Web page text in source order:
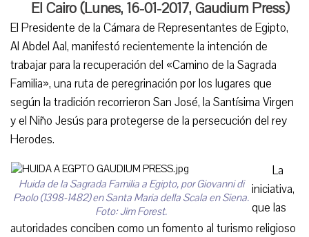
El Cairo (Lunes, 16-01-2017, Gaudium Press)
El Presidente de la Cámara de Representantes de Egipto,
Al Abdel Aal, manifestó recientemente la intención de
trabajar para la recuperación del «Camino de la Sagrada
Familia», una ruta de peregrinación por los lugares que
según la tradición recorrieron San José, la Santísima Virgen
y el Niño Jesús para protegerse de la persecución del rey
Herodes.
Huida de la Sagrada Familia a Egipto, por Giovanni di
Paolo (1398-1482) en Santa Maria della Scala en Siena.
Foto: Jim Forest.
La
iniciativa,
que las
autoridades conciben como un fomento al turismo religioso